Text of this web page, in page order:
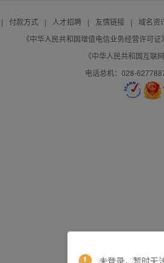
| 付款方式 | 人才招聘 | 友情链接 |
域名资
《中华人民共和国增值电信业务经营许可
《中华人民共和国互联
电话总机：028-
未登录，暂时无